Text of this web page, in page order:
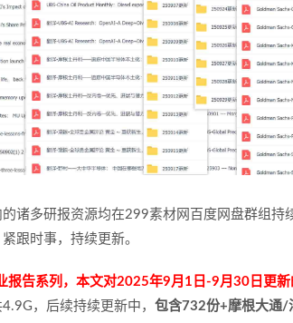
诸多研报资源均在299素材网百度网盘群组持
跟时事，持续更新。
报告系列，本文对2025年9月1日-9月30日更新
，后续持续更新中， 包含732份+摩根大通